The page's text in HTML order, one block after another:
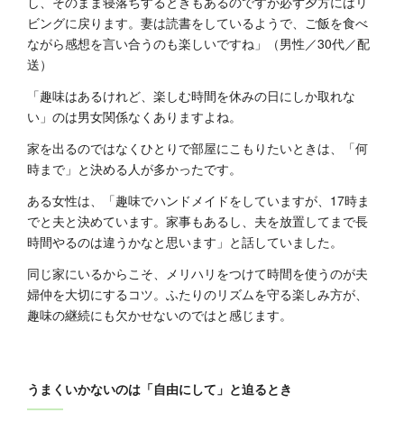
ビングに戻ります。妻は読書をしているようで、ご飯を食べ
ながら感想を言い合うのも楽しいですね」（男性／30代／配
送）
「趣味はあるけれど、楽しむ時間を休みの日にしか取れな
い」のは男女関係なくありますよね。
家を出るのではなくひとりで部屋にこもりたいときは、「何
時まで」と決める人が多かったです。
ある女性は、「趣味でハンドメイドをしていますが、17時ま
でと夫と決めています。家事もあるし、夫を放置してまで長
時間やるのは違うかなと思います」と話していました。
同じ家にいるからこそ、メリハリをつけて時間を使うのが夫
婦仲を大切にするコツ。ふたりのリズムを守る楽しみ方が、
趣味の継続にも欠かせないのではと感じます。
うまくいかないのは「自由にして」と迫るとき